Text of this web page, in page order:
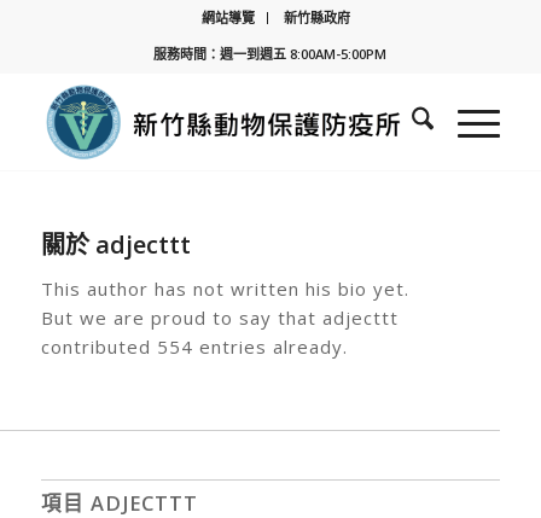
網站導覽
新竹縣政府
服務時間：週一到週五 8:00AM-5:00PM
關於adjecttt
This author has not written his bio yet.
But we are proud to say that adjecttt
contributed 554 entries already.
項目 ADJECTTT